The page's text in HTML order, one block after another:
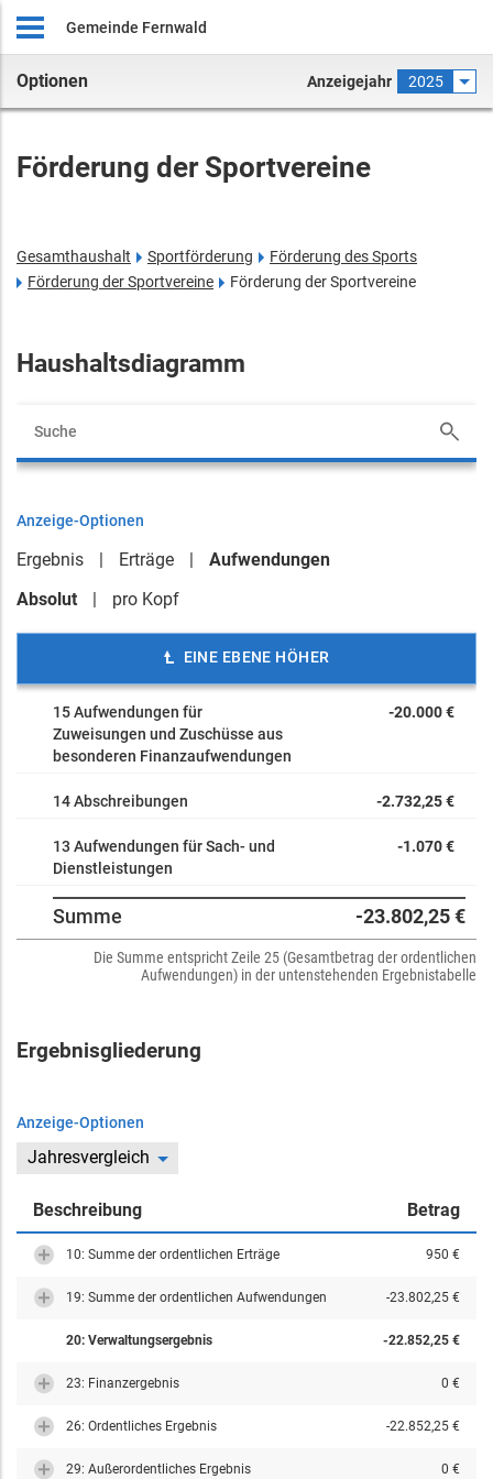
Gemeinde Fernwald
Optionen Anzeigejahr 2025
Förderung der Sportvereine
Gesamthaushalt Sportförderung
Förderung des Sports
Förderung der Sportvereine
Förderung der Sportvereine
Haushaltsdiagramm
Anzeige-Optionen
Ergebnis Erträge
Aufwendungen
Absolut
pro Kopf
EINE EBENE HÖHER
15 Aufwendungen für
Zuweisungen und Zuschüsse aus
besonderen Finanzaufwendungen
-20.000 €
14 Abschreibungen -2.732,25 €
13 Aufwendungen für Sach- und
Dienstleistungen
-1.070 €
Summe -23.802,25 €
Die Summe entspricht Zeile 25 (Gesamtbetrag der ordentlichen
Aufwendungen) in der untenstehenden Ergebnistabelle
Ergebnisgliederung
Anzeige-Optionen
Jahresvergleich
Beschreibung Betrag
10: Summe der ordentlichen Erträge 950 €
19: Summe der ordentlichen Aufwendungen -23.802,25 €
20: Verwaltungsergebnis -22.852,25 €
23: Finanzergebnis 0 €
26: Ordentliches Ergebnis -22.852,25 €
29: Außerordentliches Ergebnis 0 €